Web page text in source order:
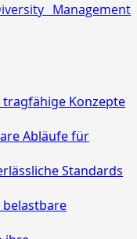
Management
Konzepte
Abläufe für
Standards